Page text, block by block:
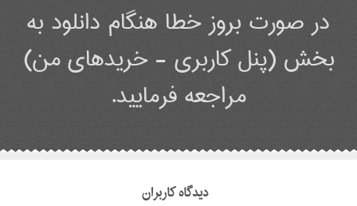
در صورت بروز خطا هنگام دانلود به
بخش (پنل کاربری - خریدهای من)
مراجعه فرمایید.
دیدگاه کاربران